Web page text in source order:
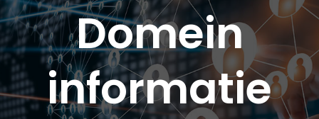
Domein
informatie